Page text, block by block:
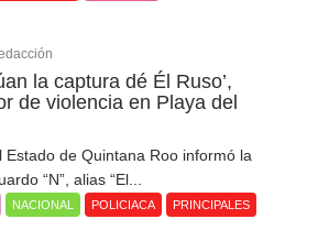
la captura dé Él Ruso’,
de violencia en Playa del
de Quintana Roo informó la
“N”, alias “El...
NACIONAL POLICIACA PRINCIPALES